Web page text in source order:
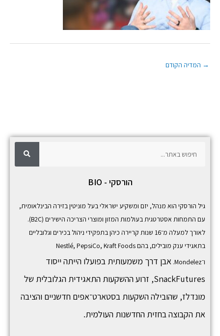
→ המדיה הקודם
ח
י
פ
הורסקי - BIO
גיל הורסקי הוא מנהל, יזם ומשקיע ישראלי בעל מוניטין בזירה הבינלאומית,
עם התמחות אסטרטגית בעולמות המזון ומוצרי הצריכה הישירים (B2C).
לאורך למעלה מ־16 שנות קריירה כיהן בתפקידי ניהול בכירים וגלובליים
בתאגידי ענק מובילים, בהם
Nestlé, PepsiCo, Kraft Foods
ו־Mondelez
. אבן דרך משמעותית בפועלו הייתה ייסוד
SnackFutures, זרוע ההשקעות התאגידית הגלובלית של
מונדלז, שהובילה השקעות בסטארט־אפים חדשניים והציבה
את הקבוצה בחזית החדשנות העולמית.